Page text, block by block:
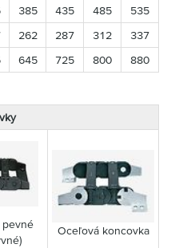
385 435 485
535
262 287 312
337
645 725 800 880
pevné
Oceľová koncovka